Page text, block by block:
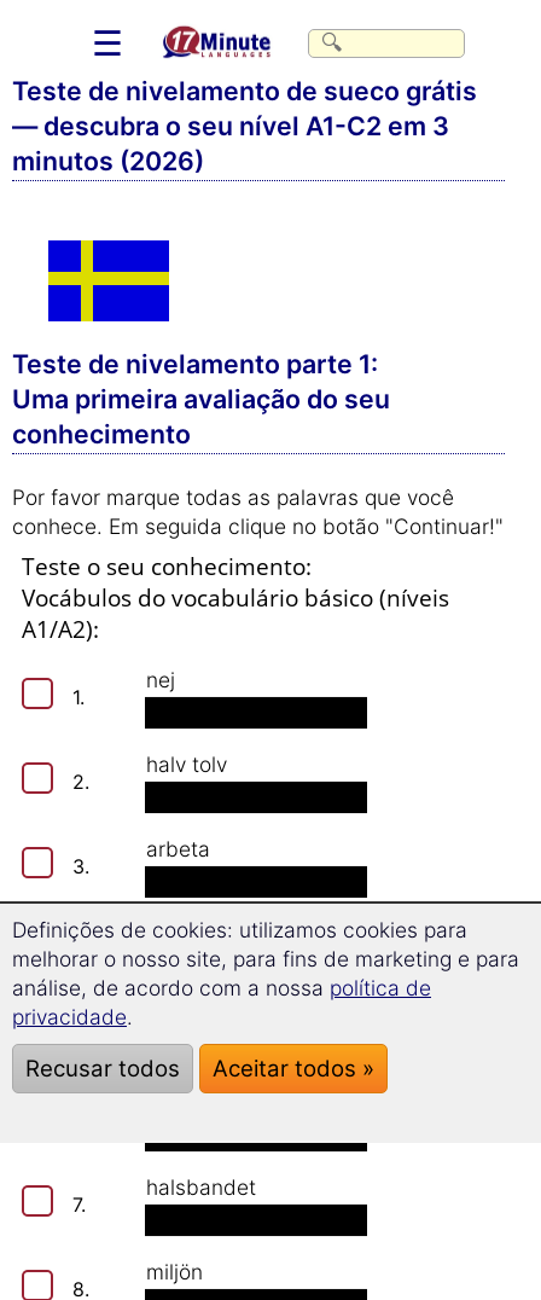
☰
Teste de nivelamento de sueco grátis
— descubra o seu nível A1-C2 em 3
minutos (2026)
Teste de nivelamento parte 1:
Uma primeira avaliação do seu
conhecimento
Por favor marque todas as palavras que você
conhece. Em seguida clique no botão "Continuar!"
Teste o seu conhecimento:
Vocábulos do vocabulário básico (níveis
A1/A2):
1.
nej
2.
halv tolv
3.
arbeta
4.
artig
7.
halsbandet
8.
miljön
Definições de cookies: utilizamos cookies para
melhorar o nosso site, para fins de marketing e para
análise, de acordo com a nossa política de
privacidade.
Recusar todos Aceitar todos »